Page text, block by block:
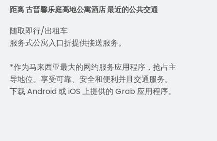
距离 古晋馨乐庭高地公寓酒店 最近的公共交通
随取即行/出租车
服务式公寓入口折提供接送服务。
*作为马来西亚最大的网约服务应用程序，抢占主
导地位。享受可靠、安全和便利并且交通服务。
下载 Android 或 iOS 上提供的 Grab 应用程序。